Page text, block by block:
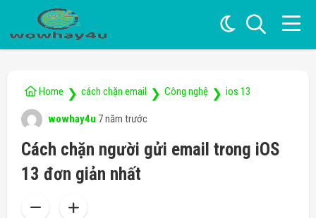
Home ❯ cách chặn email ❯ Công nghệ ❯ ios 13
wowhay4u 7 năm trước
Cách chặn người gửi email trong iOS
13 đơn giản nhất